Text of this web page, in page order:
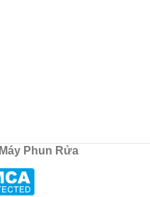
Máy Phun Rửa